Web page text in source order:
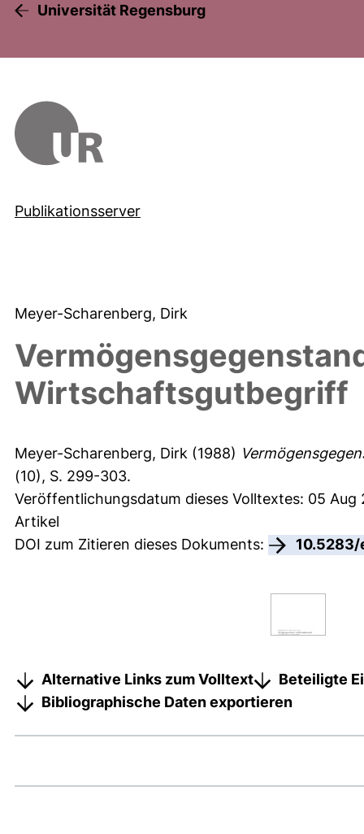
Universität Regensburg
Publikationsserver
Meyer-Scharenberg, Dirk
Wirtschaftsgutbegriff
Meyer-Scharenberg, Dirk (1988)
(10), S. 299-303.
Veröffentlichungsdatum dieses Volltextes: 05 Aug
Artikel
DOI zum Zitieren dieses Dokuments:
10.5283/
Alternative Links zum Volltext
Beteiligte
Bibliographische Daten exportieren